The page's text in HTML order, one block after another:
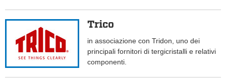
Trico
in associazione con Tridon, uno dei
principali fornitori di tergicristalli e relativi
componenti.